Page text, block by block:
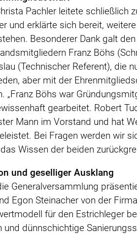
Pachler leitete schließlich
und erklärte sich bereit,
Besonderer Dank galt den
Franz Böhs
(Technischer Referent), die
aber mit der
„Franz Böhs war
gearbeitet. Robert
Mann im Vorstand und hat
Bei Fragen werden wir
Wissen der beiden
und geselliger Ausklang
Generalversammlung
Egon Steinacher von der
für den Estrichleger
und dünnschichtige